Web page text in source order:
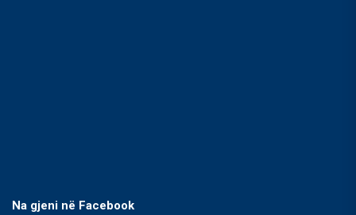
Na gjeni në Facebook